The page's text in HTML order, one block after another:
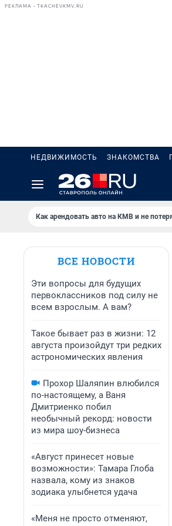
РЕКЛАМА • TKACHEVKMV.RU
НЕДВИЖИМОСТЬ ЗНАКОМСТВА
Как арендовать авто на КМВ и не
ВСЕ НОВОСТИ
Эти вопросы для будущих
первоклассников под силу не
всем взрослым. А вам?
Такое бывает раз в жизни: 12
августа произойдут три редких
астрономических явления
Прохор Шаляпин влюбился
по-настоящему, а Ваня
Дмитриенко побил
необычный рекорд: новости
из мира шоу-бизнеса
«Август принесет новые
возможности»: Тамара Глоба
назвала, кому из знаков
зодиака улыбнется удача
«Меня не просто отменяют,